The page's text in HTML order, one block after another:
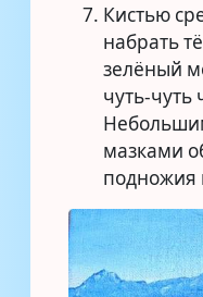
Кистью
набрать
зелёный
чуть-чуть
мазками
подножия